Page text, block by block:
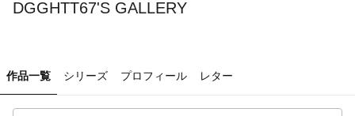
DGGHTT67'S GALLERY
作品一覧 シリーズ プロフィール レター